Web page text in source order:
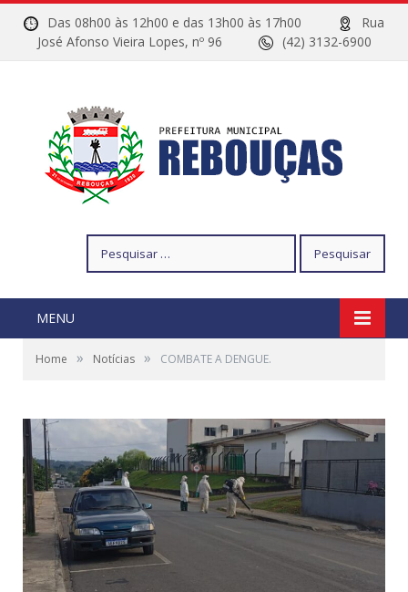
Das 08h00 às 12h00 e das 13h00 às 17h00
Rua
José Afonso Vieira Lopes, nº 96
(42) 3132-6900
por:
MENU
Home » Notícias » COMBATE A DENGUE.